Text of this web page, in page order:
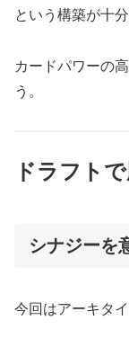
という構築が十分
カードパワーの
う。
ドラフト
シナジーを
今回はアーキタ